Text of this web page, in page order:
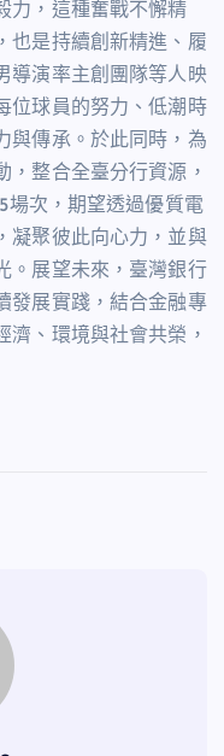
力，這種奮戰不懈精
也是持續創新精進、履
導演率主創團隊等人映
位球員的努力、低潮時
與傳承。於此同時，為
，整合全臺分行資源，
場次，期望透過優質電
凝聚彼此向心力，並與
。展望未來，臺灣銀行
發展實踐，結合金融專
濟、環境與社會共榮，